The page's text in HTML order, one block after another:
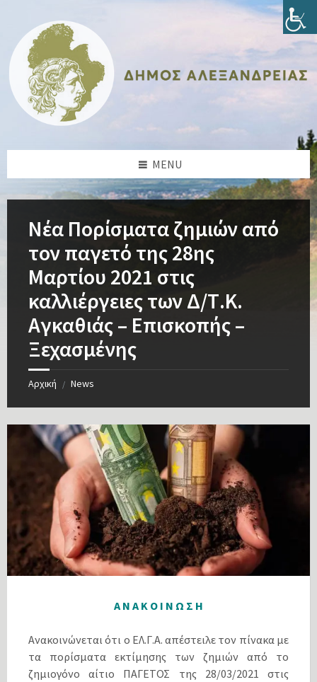
content
sidebar
sidebar
footer
MENU
Νέα Πορίσματα ζημιών από
τον παγετό της 28ης
Μαρτίου 2021 στις
καλλιέργειες των Δ/Τ.Κ.
Αγκαθιάς – Επισκοπής –
Ξεχασμένης
Αρχική / News
Α Ν Α Κ Ο Ι Ν Ω Σ Η
Ανακοινώνεται ότι ο ΕΛ.Γ.Α. απέστειλε τον πίνακα µε
τα πορίσµατα εκτίµησης των ζηµιών από το
ζηµιογόνο αίτιο ΠΑΓΕΤΟΣ της 28/03/2021 στις